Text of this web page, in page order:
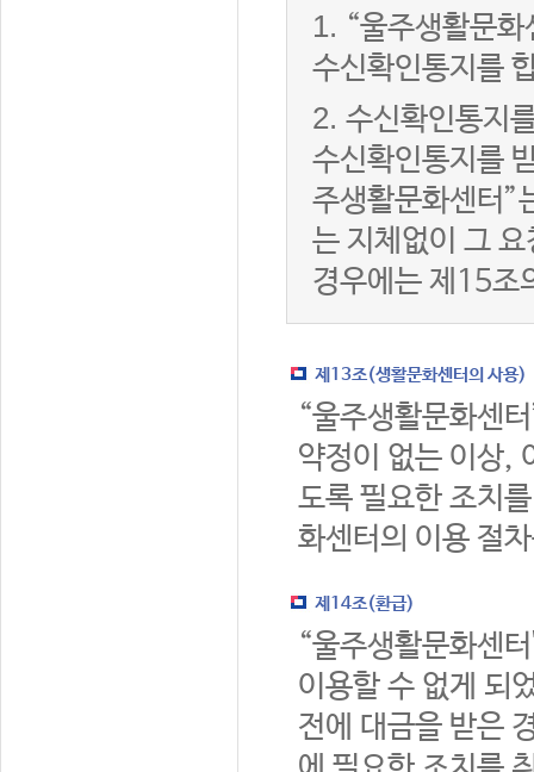
1. “울주생활문
수신확인통지를
2. 수신확인통지
수신확인통지를
주생활문화센터”
는 지체없이 그
경우에는 제15조
제13조(생활문화센터의 사용)
“울주생활문화센
약정이 없는 이상,
도록 필요한 조치
화센터의 이용 절
제14조(환급)
“울주생활문화센
이용할 수 없게 되
전에 대금을 받은